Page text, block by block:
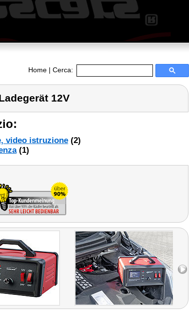
Home | Cerca:
12V
video istruzione (2)
(1)